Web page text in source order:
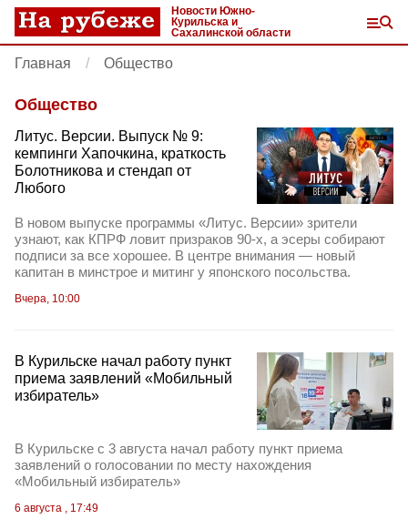
Новости Южно-
Курильска и
Сахалинской области
Главная Общество
Общество
Литус. Версии. Выпуск № 9:
кемпинги Хапочкина, краткость
Болотникова и стендап от
Любого
В новом выпуске программы «Литус. Версии» зрители
узнают, как КПРФ ловит призраков 90-х, а эсеры собирают
подписи за все хорошее. В центре внимания — новый
капитан в минстрое и митинг у японского посольства.
Вчера, 10:00
В Курильске начал работу пункт
приема заявлений «Мобильный
избиратель»
В Курильске с 3 августа начал работу пункт приема
заявлений о голосовании по месту нахождения
«Мобильный избиратель»
6 августа , 17:49